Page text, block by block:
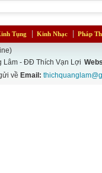
Tụng Kinh Nhạc Pháp
Lâm - ĐĐ Thích Vạn Lợi
về Email: